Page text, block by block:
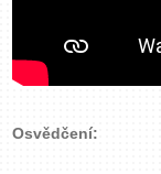
Osvědčení: